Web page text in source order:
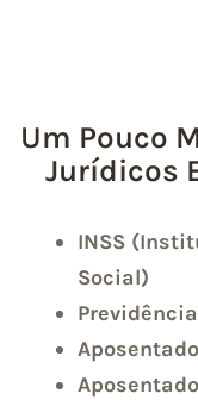
Um Pouco
Jurídicos
INSS
Social)